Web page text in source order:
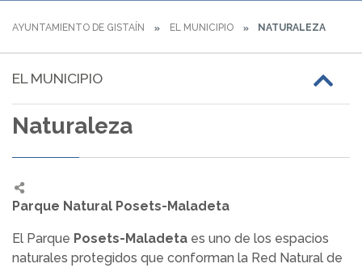
AYUNTAMIENTO DE GISTAÍN EL MUNICIPIO NATURALEZA
EL MUNICIPIO
Naturaleza
Parque Natural Posets-Maladeta
El Parque Posets-Maladeta es uno de los espacios
naturales protegidos que conforman la Red Natural de